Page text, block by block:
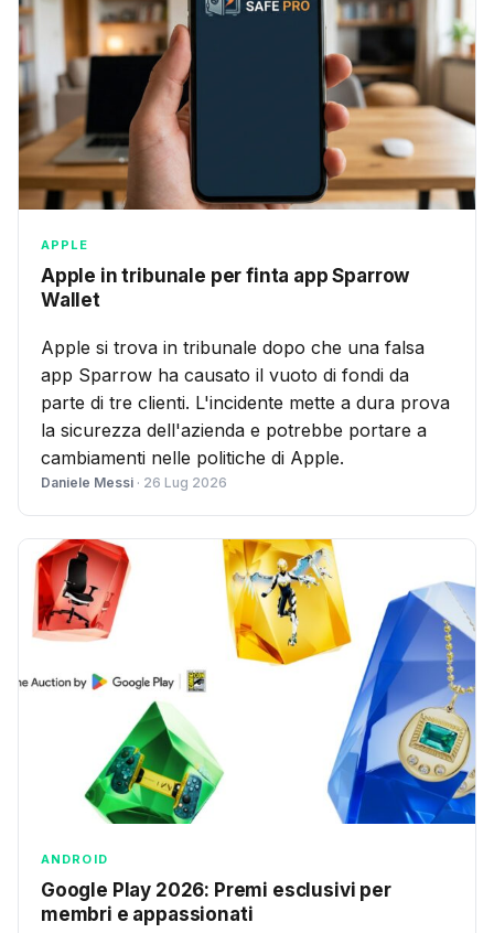
APPLE
Apple in tribunale per finta app Sparrow
Wallet
Apple si trova in tribunale dopo che una falsa
app Sparrow ha causato il vuoto di fondi da
parte di tre clienti. L'incidente mette a dura prova
la sicurezza dell'azienda e potrebbe portare a
cambiamenti nelle politiche di Apple.
Daniele Messi · 26 Lug 2026
ANDROID
Google Play 2026: Premi esclusivi per
membri e appassionati